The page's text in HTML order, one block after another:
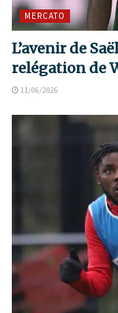
MERCATO
L’avenir de
relégation de
11/06/2026